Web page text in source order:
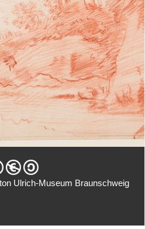
Ulrich-Museum Braunschweig